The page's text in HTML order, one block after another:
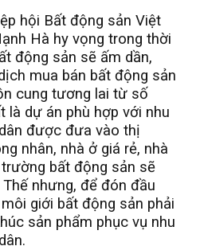
hội Bất động sản Việt
Hà hy vọng trong thời
động sản sẽ ấm dần,
mua bán bất động sản
cung tương lai từ số
là dự án phù hợp với nhu
được đưa vào thị
nhân, nhà ở giá rẻ, nhà
bất động sản sẽ
nhưng, để đón đầu
giới bất động sản phải
sản phẩm phục vụ nhu